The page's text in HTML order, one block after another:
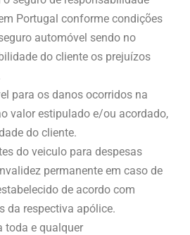
Portugal conforme condições
automóvel sendo no
do cliente os prejuízos
para os danos ocorridos na
valor estipulado e/ou acordado,
do cliente.
do veiculo para despesas
permanente em caso de
de acordo com
da respectiva apólice.
toda e qualquer